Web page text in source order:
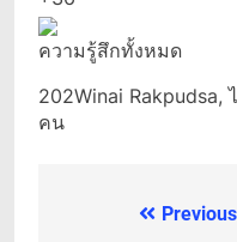
ความรู้สึกทั้งหมด
202Winai Rakpudsa,
คน
แนะแนว